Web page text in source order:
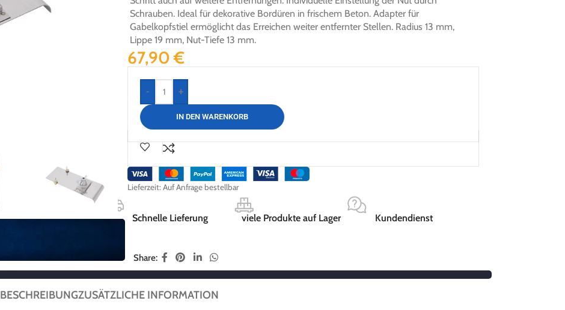
Schrauben. Ideal für dekorative Bordüren in frischem Beton. Adapter für
Gabelkopfstiel ermöglicht das Erreichen weiter entfernter Stellen. Radius 13 mm,
Lippe 19 mm, Nut-Tiefe 13 mm.
67,90€
- +
IN DEN WARENKORB
Lieferzeit: Auf Anfrage bestellbar
Schnelle Lieferung viele Produkte auf Lager Kundendienst
Share:
BESCHREIBUNGZUSÄTZLICHE INFORMATION